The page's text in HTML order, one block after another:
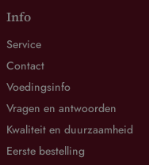
Info
Service
Contact
Voedingsinfo
Vragen en antwoorden
Kwaliteit en duurzaamheid
Eerste bestelling